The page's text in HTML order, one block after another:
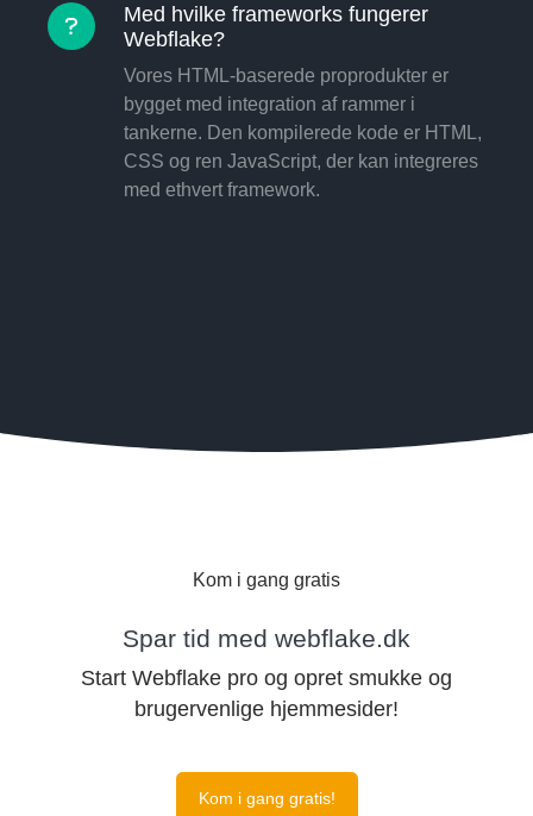
Med hvilke frameworks fungerer
Webflake?
Vores HTML-baserede proprodukter er
bygget med integration af rammer i
tankerne. Den kompilerede kode er HTML,
CSS og ren JavaScript, der kan integreres
med ethvert framework.
Kom i gang gratis
Spar tid med webflake.dk
Start Webflake pro og opret smukke og
brugervenlige hjemmesider!
Kom i gang gratis!